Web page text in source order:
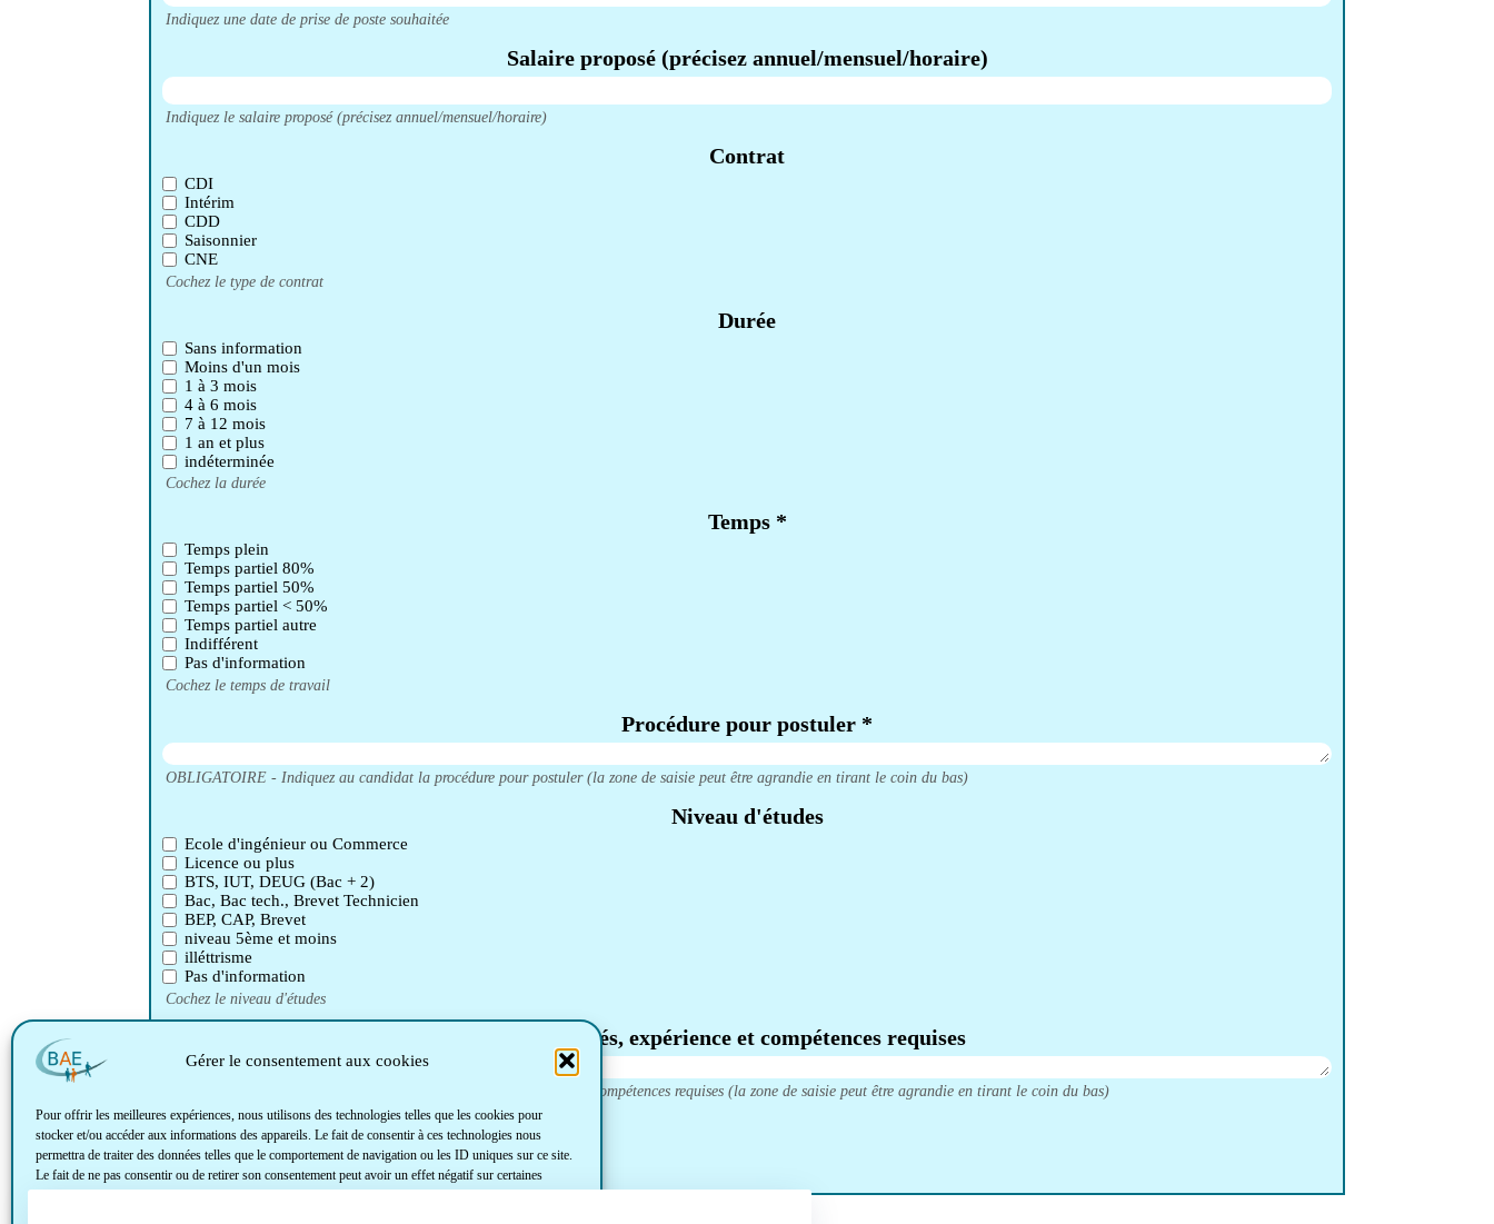
Gérer le consentement aux cookies
Pour offrir les meilleures expériences, nous utilisons des technologies telles que les cookies pour
stocker et/ou accéder aux informations des appareils. Le fait de consentir à ces technologies nous
permettra de traiter des données telles que le comportement de navigation ou les ID uniques sur ce site.
Le fait de ne pas consentir ou de retirer son consentement peut avoir un effet négatif sur certaines
Indiquez une date de prise de poste souhaitée
Salaire proposé (précisez annuel/mensuel/horaire)
Indiquez le salaire proposé (précisez annuel/mensuel/horaire)
Contrat
CDI
Intérim
CDD
Saisonnier
CNE
Cochez le type de contrat
Durée
Sans information
Moins d'un mois
1 à 3 mois
4 à 6 mois
7 à 12 mois
1 an et plus
indéterminée
Cochez la durée
Temps *
Temps plein
Temps partiel 80%
Temps partiel 50%
Temps partiel < 50%
Temps partiel autre
Indifférent
Pas d'information
Cochez le temps de travail
Procédure pour postuler *
OBLIGATOIRE - Indiquez au candidat la procédure pour postuler (la zone de saisie peut être agrandie en tirant le coin du bas)
Niveau d'études
Ecole d'ingénieur ou Commerce
Licence ou plus
BTS, IUT, DEUG (Bac + 2)
Bac, Bac tech., Brevet Technicien
BEP, CAP, Brevet
niveau 5ème et moins
illéttrisme
Pas d'information
Cochez le niveau d'études
Mots clés, expérience et compétences requises
Indiquez les mots clés relatifs au poste de travail, l'expérience et les compétences requises (la zone de saisie peut être agrandie en tirant le coin du bas)
Envoyer